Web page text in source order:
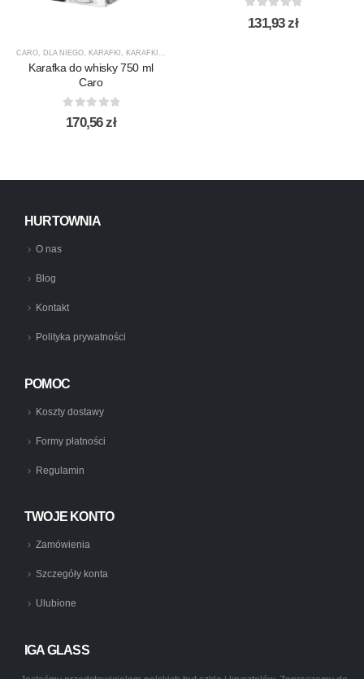
CARO DLA NIEGO KARAFKI KARAFKI DO WHISKY
Karafka do whisky 750 ml
Caro
0out of 5
170,56zł
out of 5
131,93zł
HURTOWNIA
O nas
Blog
Kontakt
Polityka prywatności
POMOC
Koszty dostawy
Formy płatności
Regulamin
TWOJE KONTO
Zamówienia
Szczegóły konta
Ulubione
IGA GLASS